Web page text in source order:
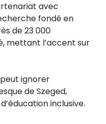
avec
fondé en
de 23 000
mettant l’accent sur
ignorer
de Szeged,
inclusive.